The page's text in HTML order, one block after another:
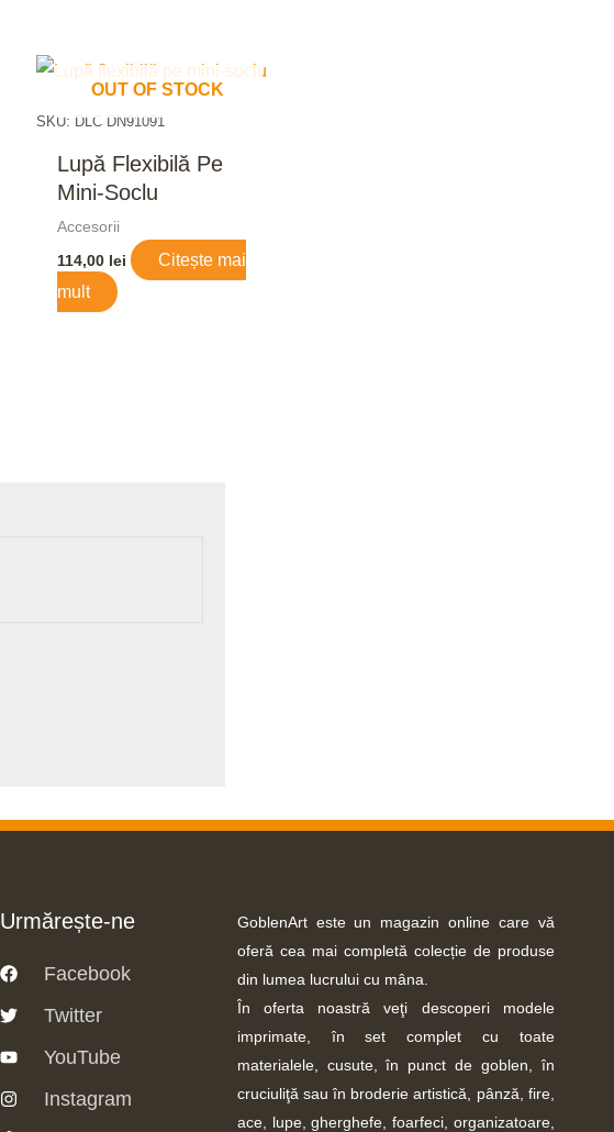
OUT OF STOCK
SKU: DLC DN91091
Lupă Flexibilă Pe
Mini-Soclu
Accesorii
114,00 lei
Citește mai
mult
Urmărește-ne
Facebook
Twitter
YouTube
Instagram
GoblenArt este un magazin online care vă
oferă cea mai completă colecție de produse
din lumea lucrului cu mâna.
În oferta noastră veţi descoperi modele
imprimate, în set complet cu toate
materialele, cusute, în punct de goblen, în
cruciuliţă sau în broderie artistică, pânză, fire,
ace, lupe, gherghefe, foarfeci, organizatoare,